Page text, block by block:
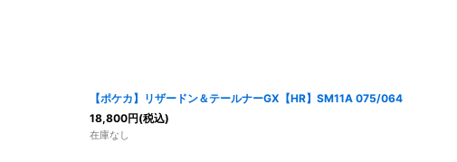
【ポケカ】リザードン＆テールナーGX【HR】SM11A 075/064
18,800円(税込)
在庫なし